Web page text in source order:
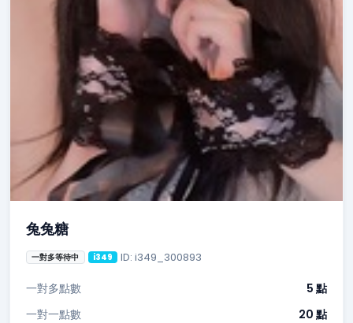
兔兔糖
一對多等待中 i349 ID: i349_300893
一對多點數
5 點
一對一點數
20 點